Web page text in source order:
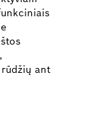
ant